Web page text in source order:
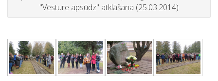
"Vēsture apsūdz" atklāšana (25.03.2014)